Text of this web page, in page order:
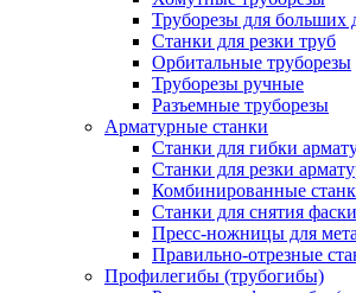
Труборезы для больших
Станки для резки труб
Орбитальные труборезы
Труборезы ручные
Разъемные труборезы
Арматурные станки
Станки для гибки
Станки для резки
Комбинированные
Станки для снятия фаски
Пресс-ножницы для
Правильно-отрезные
Профилегибы (трубогибы)